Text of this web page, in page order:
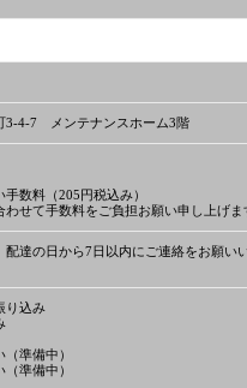
3-4-7 メンテナンスホーム3階
数料（205円税込み）
せて手数料をご負担お願い申し上げま
配達の日から7日以内にご連絡をお願い
り込み
準備中）
準備中）